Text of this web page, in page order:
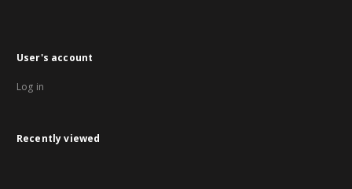
User's account
Log in
Recently viewed